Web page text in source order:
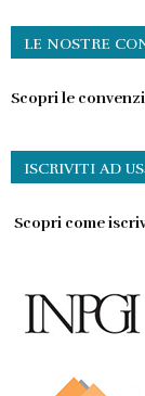
LE NOSTRE
Scopri le
ISCRIVITI AD
Scopri come